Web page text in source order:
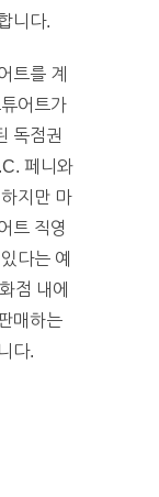
니다.
트를 계
어트가
독점권
페니와
지만 마
트 직영
다는 예
점 내에
매하는
다.